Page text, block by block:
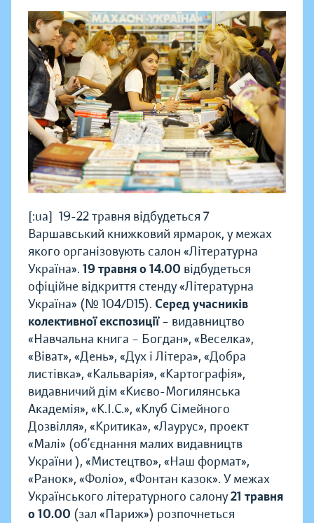
[:ua]19-22 травня відбудеться 7
Варшавський книжковий ярмарок, у межах
якого організовують салон «Літературна
Україна». 19 травня о 14.00 відбудеться
офіційне відкриття стенду «Літературна
Україна» (№ 104/D15). Серед учасників
колективної експозиції– видавництво
«Навчальна книга – Богдан», «Веселка»,
«Віват», «День», «Дух і Літера», «Добра
листівка», «Кальварія», «Картографія»,
видавничий дім «Києво-Могилянська
Академія», «K.I.C.», «Клуб Сімейного
Дозвілля», «Критика», «Лаурус», проект
«Малі» (об’єднання малих видавництв
України ), «Мистецтво», «Наш формат»,
«Ранок», «Фоліо», «Фонтан казок». У межах
Українського літературного салону21 травня
о 10.00 (зал «Париж») розпочнеться